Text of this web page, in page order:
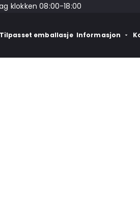
klokken 08:00-18:00
Tilpasset emballasje Informasjon